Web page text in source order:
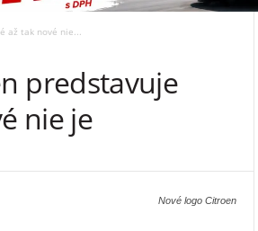
tak nové nie...
predstavuje
nie je
Nové logo Citroen